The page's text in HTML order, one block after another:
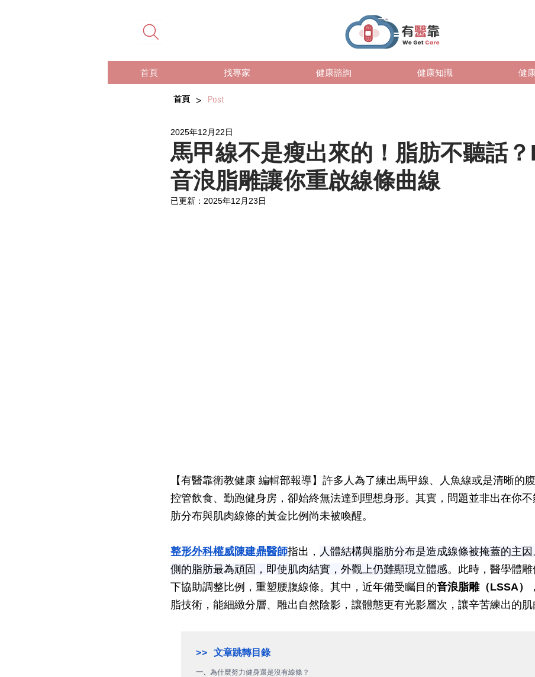
首頁 找專家 健康諮詢 健康知識 健
首頁 > Post
馬甲線不是瘦出來的！脂肪不聽話
音浪脂雕讓你重啟線條曲線
2025年12月22日
已更新： 2025年12月23日
【有醫靠衛教健康 編輯部報導】許多人為了練出馬甲線、人魚線或是清晰的
控管飲食、勤跑健身房，卻始終無法達到理想身形。其實，問題並非出在你
肪分布與肌肉線條的黃金比例尚未被喚醒。
整形外科權威陳建鼎醫師指出， 人體結構與脂肪分布是造成線條被掩蓋的主
側的脂肪最為頑固，即使肌肉結實，外觀上仍難顯現立體感。此時，醫學體
下協助調整比例，重塑腰腹線條。其中，近年備受矚目的音浪脂雕（LSSA）
脂技術，能細緻分層、雕出自然陰影，讓體態更有光影層次，讓辛苦練出的肌
一、 為什麼努力健身還是沒有線條？